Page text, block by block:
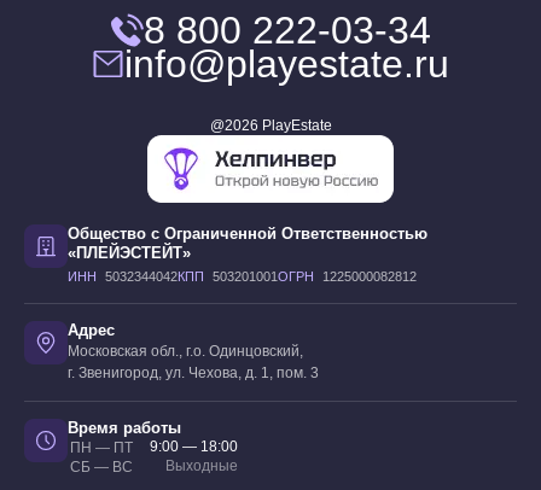
8 800 222-03-34
info@playestate.ru
@2026 PlayEstate
Общество с Ограниченной Ответственностью
«ПЛЕЙЭСТЕЙТ»
ИНН 5032344042КПП 503201001ОГРН 1225000082812
Адрес
Московская обл., г.о. Одинцовский,
г. Звенигород, ул. Чехова, д. 1, пом. 3
Время работы
ПН — ПТ
9:00 — 18:00
СБ — ВС
Выходные